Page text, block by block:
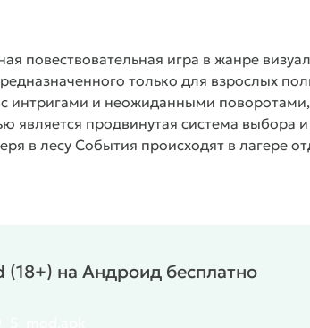
повествовательная игра в жанре
только для взрослых
интригами и неожиданными
продвинутая система выбора
в лесу События происходят в лагере
девиц нужен собственный подход, и
и загадок Как уже сказано, в игре
(18+) на Андроид бесплатно